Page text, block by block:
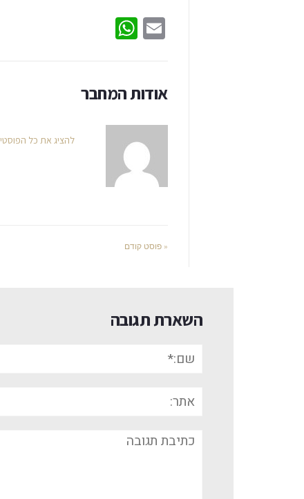
Email
אודות המחבר
להציג את כל
« פוסט קודם
השארת תגובה
תגובה